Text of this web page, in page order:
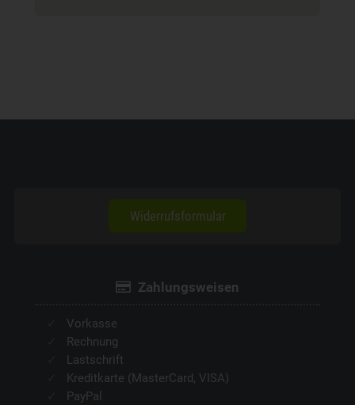
Widerrufsformular
Zahlungsweisen
Vorkasse
Rechnung
Lastschrift
Kreditkarte (MasterCard, VISA)
PayPal